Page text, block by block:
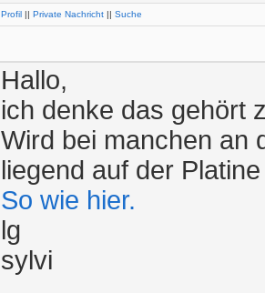
Profil || Private Nachricht || Suche
Hallo,
ich denke das gehört
Wird bei manchen an
liegend auf der
So wie hier.
lg
sylvi